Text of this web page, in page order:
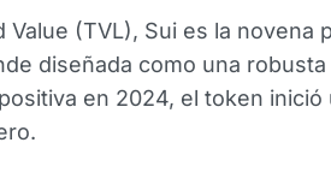
Value (TVL), Sui es la novena
diseñada como una
en 2024, el token inició